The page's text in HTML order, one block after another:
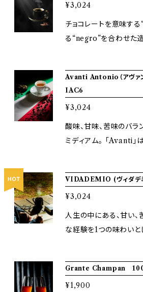
Roast)/200g 甘酸っぱ
果実のニュアンス 様々
ブレンドです。
¥3,024
チョコレートを意味す
る“negro”を合わせた造語。 イメージし
人の絶妙なラインで仕
ある味わいです。 Roast Lv:9 (Bitter Roast)/
200g ビターが好きな人
杯です。
Avanti Antonio（アヴァ
IAC6
¥3,024
酸味、甘味、苦味のバラ
ミディアム。 「Avanti」はイタリア語で「前進」を
す。 現在のイタリアの
らかい甘味やコクのある
世界大会で金賞受賞。 Roast IIAC6 (Mild Ro
ast)/200g
VIDADEMIO (ヴィダ
¥3,024
人生の中にある、甘い、
な経験を1つの味わいと
られました。 独特なインドネシア産のコーヒーの
香りを生かし、ほんの
Grante Champan
¥1,900